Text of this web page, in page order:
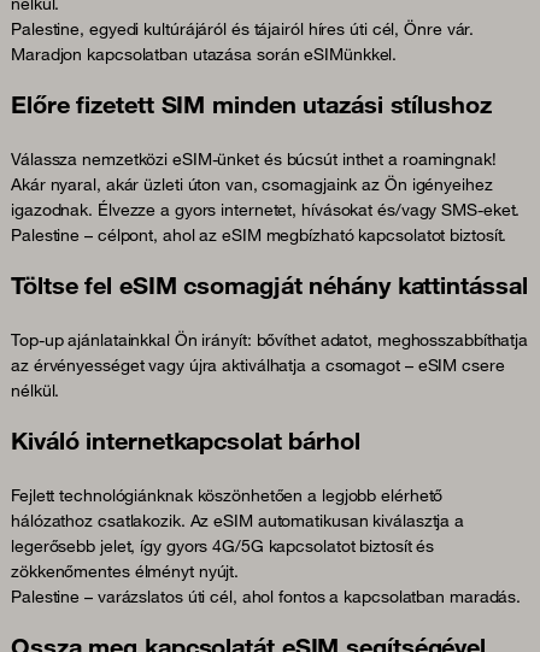
Palestine, egyedi kultúrájáról és tájairól híres úti cél, Önre vár.
Maradjon kapcsolatban utazása során eSIMünkkel.
Előre fizetett SIM minden utazási stílushoz
Válassza nemzetközi eSIM-ünket és búcsút inthet a roamingnak!
Akár nyaral, akár üzleti úton van, csomagjaink az Ön igényeihez
igazodnak. Élvezze a gyors internetet, hívásokat és/vagy SMS-eket.
Palestine – célpont, ahol az eSIM megbízható kapcsolatot biztosít.
Töltse fel eSIM csomagját néhány kattintással
Top-up ajánlatainkkal Ön irányít: bővíthet adatot, meghosszabbíthatja
az érvényességet vagy újra aktiválhatja a csomagot – eSIM csere
nélkül.
Kiváló internetkapcsolat bárhol
Fejlett technológiánknak köszönhetően a legjobb elérhető
hálózathoz csatlakozik. Az eSIM automatikusan kiválasztja a
legerősebb jelet, így gyors 4G/5G kapcsolatot biztosít és
zökkenőmentes élményt nyújt.
Palestine – varázslatos úti cél, ahol fontos a kapcsolatban maradás.